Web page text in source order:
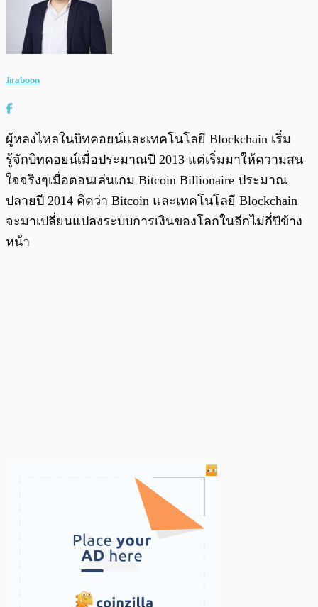
Jiraboon
ผู้หลงไหลในบิทคอยน์และเทคโนโลยี Blockchain เริ่ม
รู้จักบิทคอยน์เมื่อประมาณปี 2013 แต่เริ่มมาให้ความสน
ใจจริงๆเมื่อตอนเล่นเกม Bitcoin Billionaire ประมาณ
ปลายปี 2014 คิดว่า Bitcoin และเทคโนโลยี Blockchain
จะมาเปลี่ยนแปลงระบบการเงินของโลกในอีกไม่กี่ปีข้าง
หน้า